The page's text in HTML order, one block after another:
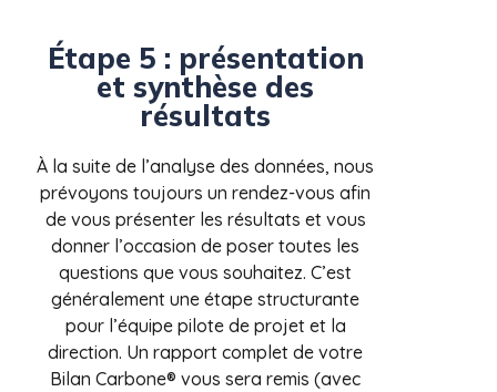
Étape 5 : présentation
et synthèse des
résultats
À la suite de l’analyse des données, nous
prévoyons toujours un rendez-vous afin
de vous présenter les résultats et vous
donner l’occasion de poser toutes les
questions que vous souhaitez. C’est
généralement une étape structurante
pour l’équipe pilote de projet et la
direction. Un rapport complet de votre
Bilan Carbone® vous sera remis (avec